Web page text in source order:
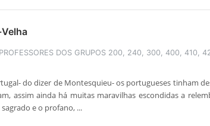
PROFESSORES DOS GRUPOS 200, 240, 300, 400, 410,
do dizer de Montesquieu- os portugueses tinham
assim ainda há muitas maravilhas escondidas a
e o profano, ...